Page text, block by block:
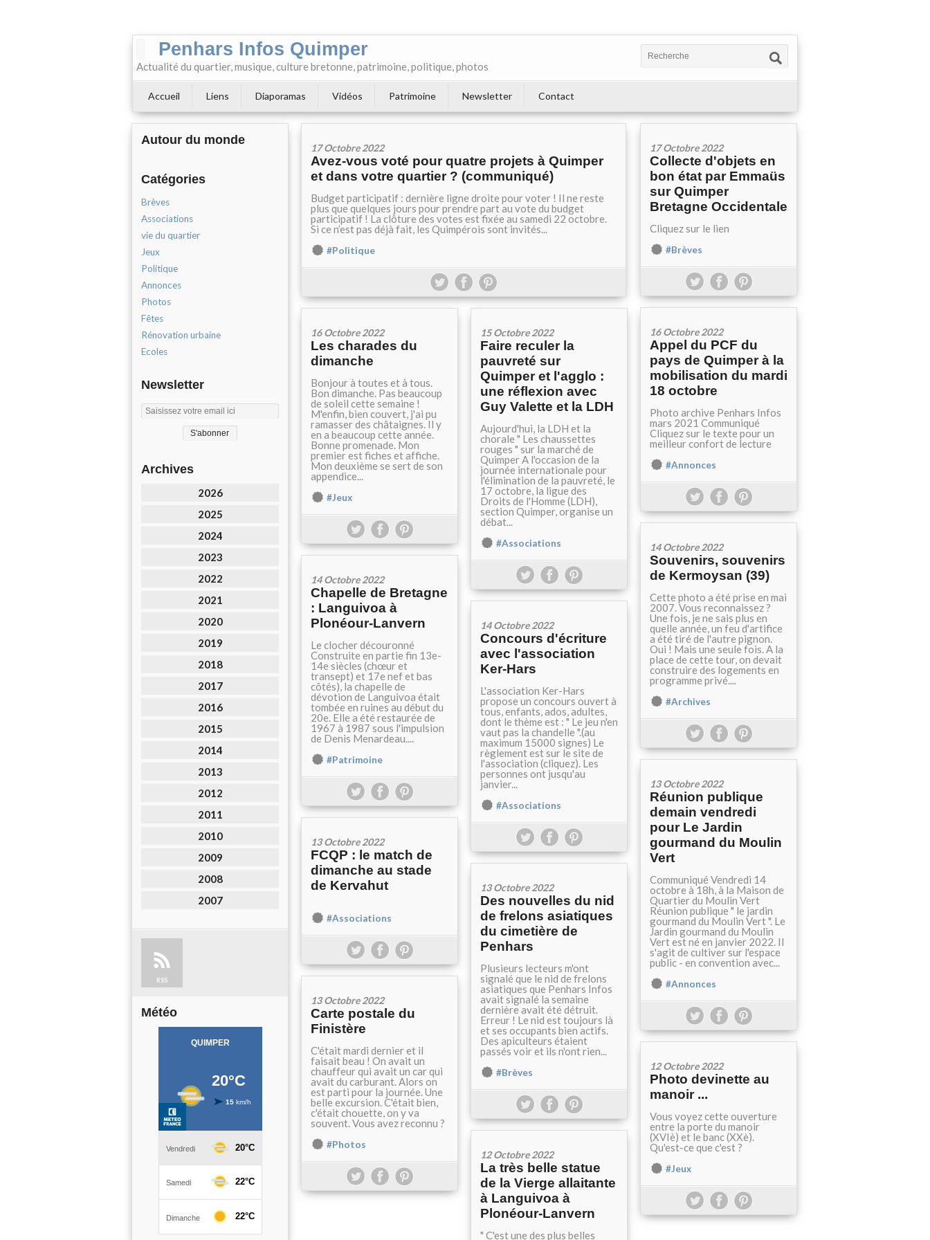
Penhars Infos Quimper
Actualité du quartier, musique, culture bretonne, patrimoine, politique, photos
Accueil Liens Diaporamas Vidéos Patrimoine Newsletter Contact
Autour du monde
Catégories
Brèves
Associations
vie du quartier
Jeux
Politique
Annonces
Photos
Fêtes
Rénovation urbaine
Ecoles
Newsletter
Archives
2026
2025
2024
2023
2022
2021
2020
2019
2018
2017
2016
2015
2014
2013
2012
2011
2010
2009
2008
2007
RSS
Météo
17 Octobre 2022
Avez-vous voté pour quatre projets à Quimper
et dans votre quartier ? (communiqué)
Budget participatif : dernière ligne droite pour voter ! Il ne reste
plus que quelques jours pour prendre part au vote du budget
participatif ! La clôture des votes est fixée au samedi 22 octobre.
Si ce n’est pas déjà fait, les Quimpérois sont invités...
#Politique
17 Octobre 2022
Collecte d'objets en
bon état par Emmaüs
sur Quimper
Bretagne Occidentale
Cliquez sur le lien
#Brèves
16 Octobre 2022
Appel du PCF du
pays de Quimper à la
mobilisation du mardi
18 octobre
Photo archive Penhars Infos
mars 2021 Communiqué
Cliquez sur le texte pour un
meilleur confort de lecture
#Annonces
16 Octobre 2022
Les charades du
dimanche
Bonjour à toutes et à tous.
Bon dimanche. Pas beaucoup
de soleil cette semaine !
M'enfin, bien couvert, j'ai pu
ramasser des châtaignes. Il y
en a beaucoup cette année.
Bonne promenade. Mon
premier est fiches et affiche.
Mon deuxième se sert de son
appendice...
#Jeux
15 Octobre 2022
Faire reculer la
pauvreté sur
Quimper et l'agglo :
une réflexion avec
Guy Valette et la LDH
Aujourd'hui, la LDH et la
chorale " Les chaussettes
rouges " sur la marché de
Quimper A l'occasion de la
journée internationale pour
l'élimination de la pauvreté, le
17 octobre, la ligue des
Droits de l'Homme (LDH),
section Quimper, organise un
débat...
#Associations 14 Octobre 2022
Souvenirs, souvenirs
de Kermoysan (39)
Cette photo a été prise en mai
2007. Vous reconnaissez ?
Une fois, je ne sais plus en
quelle année, un feu d'artifice
a été tiré de l'autre pignon.
Oui ! Mais une seule fois. A la
place de cette tour, on devait
construire des logements en
programme privé....
#Archives
14 Octobre 2022
Chapelle de Bretagne
: Languivoa à
Plonéour-Lanvern
Le clocher découronné
Construite en partie fin 13e-
14e siècles (chœur et
transept) et 17e nef et bas
côtés), la chapelle de
dévotion de Languivoa était
tombée en ruines au début du
20e. Elle a été restaurée de
1967 à 1987 sous l'impulsion
de Denis Menardeau....
#Patrimoine
14 Octobre 2022
Concours d'écriture
avec l'association
Ker-Hars
L'association Ker-Hars
propose un concours ouvert à
tous, enfants, ados, adultes,
dont le thème est : " Le jeu n'en
vaut pas la chandelle ".(au
maximum 15000 signes) Le
règlement est sur le site de
l'association (cliquez). Les
personnes ont jusqu'au
janvier...
#Associations
13 Octobre 2022
Réunion publique
demain vendredi
pour Le Jardin
gourmand du Moulin
Vert
Communiqué Vendredi 14
octobre à 18h, à la Maison de
Quartier du Moulin Vert
Réunion publique " le jardin
gourmand du Moulin Vert ". Le
Jardin gourmand du Moulin
Vert est né en janvier 2022. Il
s'agit de cultiver sur l'espace
public - en convention avec...
#Annonces
13 Octobre 2022
FCQP : le match de
dimanche au stade
de Kervahut
#Associations
13 Octobre 2022
Des nouvelles du nid
de frelons asiatiques
du cimetière de
Penhars
Plusieurs lecteurs m'ont
signalé que le nid de frelons
asiatiques que Penhars Infos
avait signalé la semaine
dernière avait été détruit.
Erreur ! Le nid est toujours là
et ses occupants bien actifs.
Des apiculteurs étaient
passés voir et ils n'ont rien...
#Brèves
13 Octobre 2022
Carte postale du
Finistère
C'était mardi dernier et il
faisait beau ! On avait un
chauffeur qui avait un car qui
avait du carburant. Alors on
est parti pour la journée. Une
belle excursion. C'était bien,
c'était chouette, on y va
souvent. Vous avez reconnu ?
#Photos
12 Octobre 2022
Photo devinette au
manoir ...
Vous voyez cette ouverture
entre la porte du manoir
(XVIè) et le banc (XXè).
Qu'est-ce que c'est ?
#Jeux
12 Octobre 2022
La très belle statue
de la Vierge allaitante
à Languivoa à
Plonéour-Lanvern
" C'est une des plus belles